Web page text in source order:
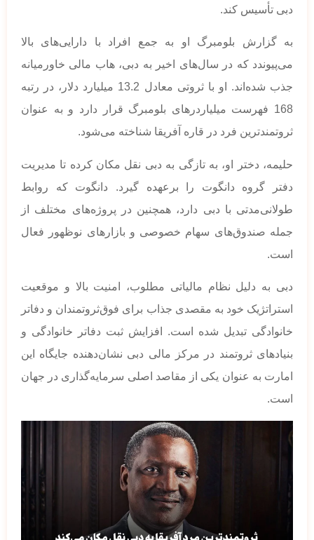
دبی تأسیس کند.
به گزارش بلومبرگ او به جمع افراد با دارایی‌های بالا
می‌پیوندد که در سال‌های اخیر به دبی، هاب مالی خاورمیانه
جذب شده‌اند. او با ثروتی معادل 13.2 میلیارد دلار، در رتبه
168 فهرست میلیاردرهای بلومبرگ قرار دارد و به عنوان
ثروتمندترین فرد در قاره آفریقا شناخته می‌شود.
حلیمه، دختر او، به تازگی به دبی نقل مکان کرده تا مدیریت
دفتر گروه دانگوت را برعهده گیرد. دانگوت که روابط
طولانی‌مدتی با دبی دارد، همچنین در پروژه‌های مختلف از
جمله صندوق‌های سهام خصوصی و بازارهای نوظهور فعال
است.
دبی به دلیل نظام مالیاتی مطلوب، امنیت بالا و موقعیت
استراتژیک خود به مقصدی جذاب برای فوق‌ثروتمندان و دفاتر
خانوادگی تبدیل شده است. افزایش ثبت دفاتر خانوادگی و
بنیادهای ثروتمند در مرکز مالی دبی نشان‌دهنده جایگاه این
امارت به عنوان یکی از مقاصد اصلی سرمایه‌گذاری در جهان
است.